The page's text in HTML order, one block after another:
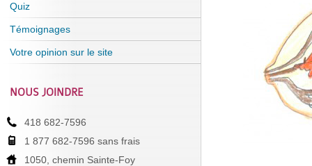
Quiz
Témoignages
Votre opinion sur le site
NOUS JOINDRE
418 682-7596
1 877 682-7596 sans frais
1050, chemin Sainte-Foy